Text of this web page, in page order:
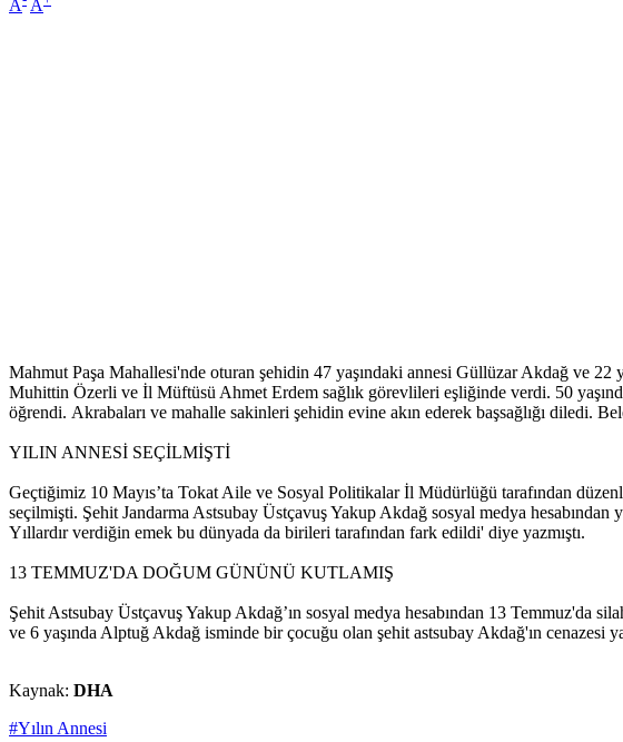
A A
Mahmut Paşa Mahallesi'nde oturan şehidin 47 yaşındaki annesi Güllüzar Akdağ ve
Muhittin Özerli ve İl Müftüsü Ahmet Erdem sağlık görevlileri eşliğinde verdi. 50
öğrendi. Akrabaları ve mahalle sakinleri şehidin evine akın ederek başsağlığı diledi.
YILIN ANNESİ SEÇİLMİŞTİ
Geçtiğimiz 10 Mayıs’ta Tokat Aile ve Sosyal Politikalar İl Müdürlüğü tarafından
seçilmişti. Şehit Jandarma Astsubay Üstçavuş Yakup Akdağ sosyal medya
Yıllardır verdiğin emek bu dünyada da birileri tarafından fark edildi' diye yazmıştı.
13 TEMMUZ'DA DOĞUM GÜNÜNÜ KUTLAMIŞ
Şehit Astsubay Üstçavuş Yakup Akdağ’ın sosyal medya hesabından 13 Temmuz'da
ve 6 yaşında Alptuğ Akdağ isminde bir çocuğu olan şehit astsubay Akdağ'ın cenazesi
Kaynak: DHA
#Yılın Annesi